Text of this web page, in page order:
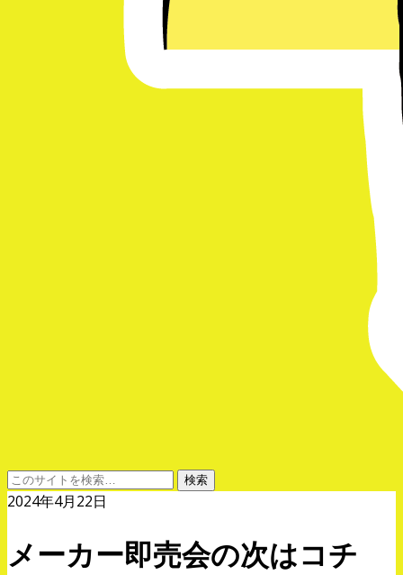
2024年4月22日
メーカー即売会の次はコチ